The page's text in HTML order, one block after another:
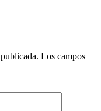
Los campos